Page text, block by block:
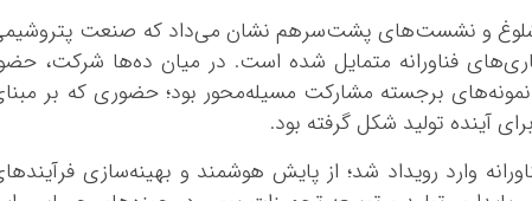
پتروفن ۱۴۰۴، سالن‌های شلوغ و نشست‌های پشت‌سرهم نشان می‌داد که صنعت
فناورانه متمایل شده است. در میان ده‌ها شرکت،
برجسته مشارکت مسیله‌محور بود؛ حضوری که بر
آینده تولید شکل گرفته بود.
وارد رویداد شد؛ از پایش هوشمند و بهینه‌سازی